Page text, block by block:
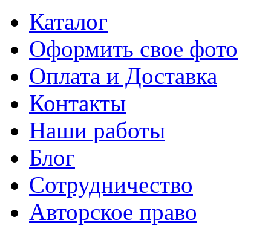
Каталог
Оформить свое фото
Оплата и Доставка
Контакты
Наши работы
Блог
Сотрудничество
Авторское право